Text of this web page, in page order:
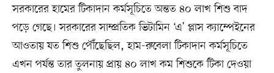
সরকারের হামের টিকাদান কর্মসূচিতে অন্তত ৪০ লাখ শিশু বাদ
পড়ে গেছে। সরকারের সাম্প্রতিক ভিটামিন ‘এ’ প্লাস ক্যাম্পেইনের
আওতায় যত শিশু পৌঁছেছিল, হাম-রুবেলা টিকাদান কর্মসূচিতে
এখন পর্যন্ত তার তুলনায় প্রায় ৪০ লাখ কম শিশুকে টিকা দেওয়া